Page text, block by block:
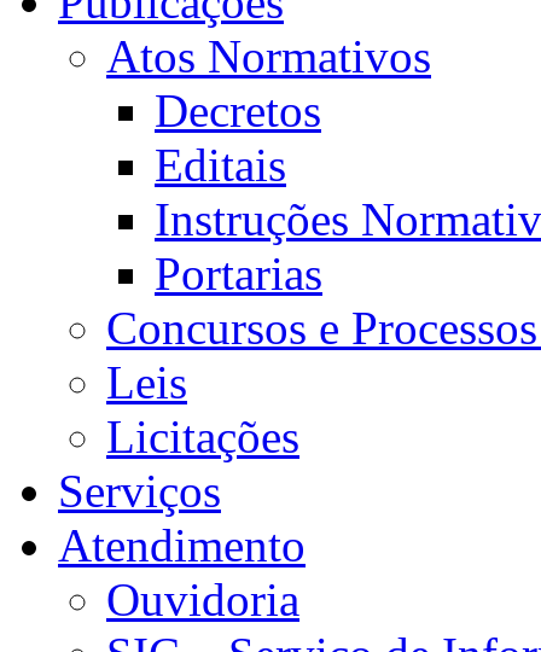
Atos Normativos
Decretos
Editais
Instruções
Portarias
Concursos e
Leis
Licitações
Serviços
Atendimento
Ouvidoria